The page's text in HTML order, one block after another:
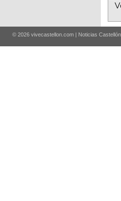
© 2026 vivecastellon.com | Noticias